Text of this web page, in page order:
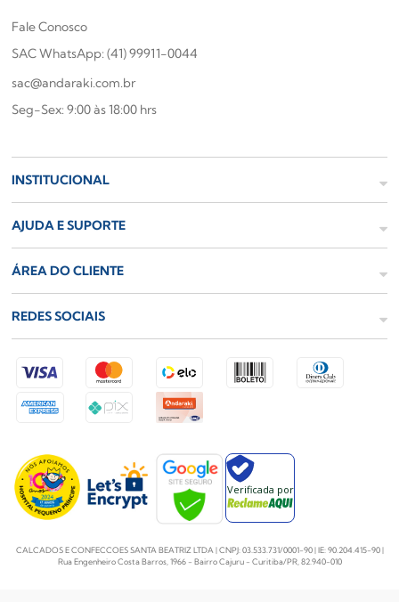
Fale Conosco
SAC WhatsApp: (41) 99911-0044
sac@andaraki.com.br
Seg-Sex: 9:00 às 18:00 hrs
INSTITUCIONAL
AJUDA E SUPORTE
ÁREA DO CLIENTE
REDES SOCIAIS
Verificada por
CALCADOS E CONFECCOES SANTA BEATRIZ LTDA | CNPJ: 03.533.731/0001-90 | IE: 90.204.415-90 |
Rua Engenheiro Costa Barros, 1966 - Bairro Cajuru - Curitiba/PR, 82.940-010